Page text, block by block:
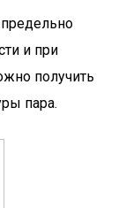
и при
получить
пара.